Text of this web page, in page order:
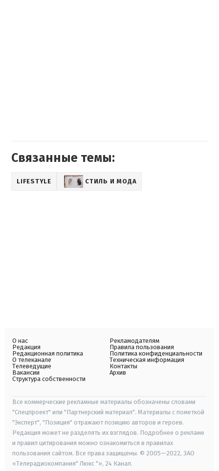
Связанные темы:
LIFESTYLE СТИЛЬ И МОДА
О нас
Редакция
Редакционная политика
О телеканале
Телеведущие
Вакансии
Структура собственности
Рекламодателям
Правила пользования
Политика конфиденциальности
Техническая информация
Контакты
Архив
Все коммерческие рекламные материалы обозначены словами
"Спецпроект" или "Партнерский материал". Материалы с пометкой
"Эксперт", "Позиция" отражают позицию авторов и героев.
Редакция может не разделять их взглядов. Подробнее о рекламе
и правил цитирования можно ознакомиться в правилах
пользования сайтом. Все права защищены. © 2005—2022, ЗАО
«Телерадиокомпания" Люкс "», 24 Канал.